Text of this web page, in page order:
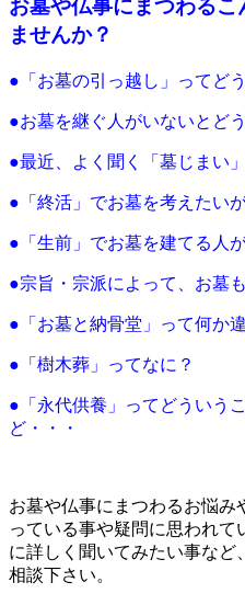
お墓や仏事にまつわる
ませんか？
●「お墓の引っ越し」ってど
●お墓を継ぐ人がいないとど
●最近、よく聞く「墓じまい
●「終活」でお墓を考えたい
●「生前」でお墓を建てる人
●宗旨・宗派によって、お墓
●「お墓と納骨堂」って何か
●「樹木葬」ってなに？
●「永代供養」ってど
ど・・・
お墓や仏事にまつわるお悩み
っている事や疑問に思われ
に詳しく聞いてみたい事な
相談下さい。